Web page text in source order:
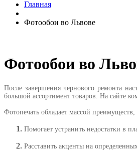
Главная
Фотообои во Львове
Фотообои во
После завершения чернового ремонта
большой ассортимент товаров. На сайте
Фотопечать обладает массой
Помогает устранить недостатки в
Расставить акценты на